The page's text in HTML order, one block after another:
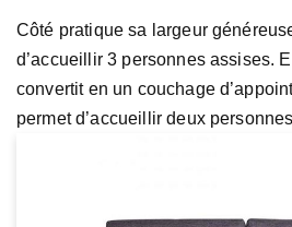
Côté pratique sa largeur
d’accueillir 3 personnes assises.
convertit en un couchage
permet d’accueillir deux